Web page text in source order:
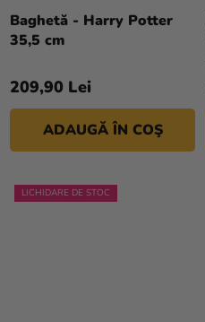
Evaluarea
Baghetă - Harry Potter
35,5 cm
medie
a
din
5
stele.
209,90 Lei
ADAUGĂ ÎN COŞ
LICHIDARE DE STOC